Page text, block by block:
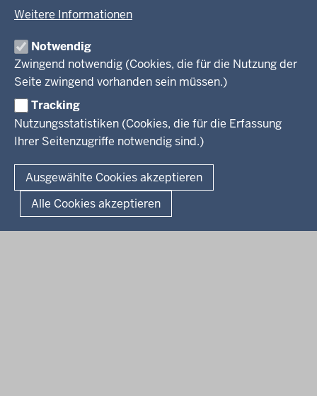
Weitere Informationen
Notwendig
Zwingend notwendig (Cookies, die für die Nutzung der
Seite zwingend vorhanden sein müssen.)
Tracking
Nutzungsstatistiken (Cookies, die für die Erfassung
Ihrer Seitenzugriffe notwendig sind.)
Ausgewählte Cookies akzeptieren
Alle Cookies akzeptieren
Leitung des Hauses
Organisation
Arbeitgeber Ministerium
Rechtsgrundlagen
Kultur
Wissenschaft, Forschung, Lehre und Studium
Presse
Service
Kontakt
Fußzeile
Datenschutz Erklärung zur Barrierefreiheit